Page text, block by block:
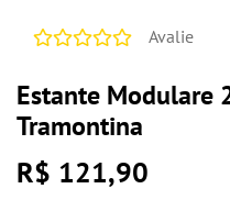
Avalie
Estante Modulare
Tramontina
R$ 121,90